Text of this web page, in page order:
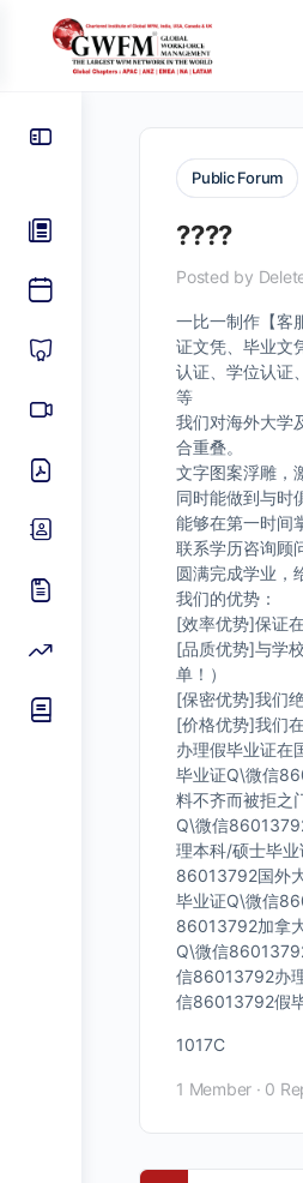
Public Forum
????
Posted by
一比一制作【客
证文凭、毕业文
认证、学位认证
等
我们对海外大学
合重叠。
文字图案浮雕，
同时能做到与时
能够在第一时间
联系学历咨询顾
圆满完成学业，
我们的优势：
[效率优势]保证
[品质优势]与学
单！）
[保密优势]我们
[价格优势]我们
办理假毕业证在
毕业证Q\微信
料不齐而被拒之
Q\微信
理本科/硕士毕
86013792国外
毕业证Q\微信
86013792加拿
Q\微信
信86013792办
信86013792假
1017C
1 Member · 0